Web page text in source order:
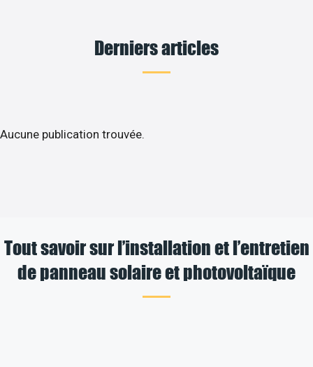
Derniers articles
Aucune publication trouvée.
Tout savoir sur l’installation et l’entretien
de panneau solaire et photovoltaïque